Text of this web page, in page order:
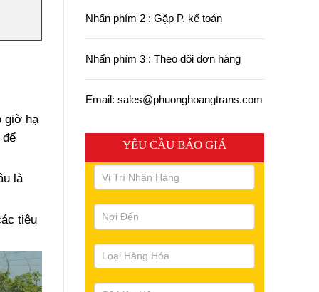
giờ hạ
là
tiêu
Nhấn phím 2 : Gặp P. kế toán
Nhấn phím 3 : Theo dõi đơn hàng
Email: sales@phuonghoangtrans.com
YÊU CẦU BÁO GIÁ